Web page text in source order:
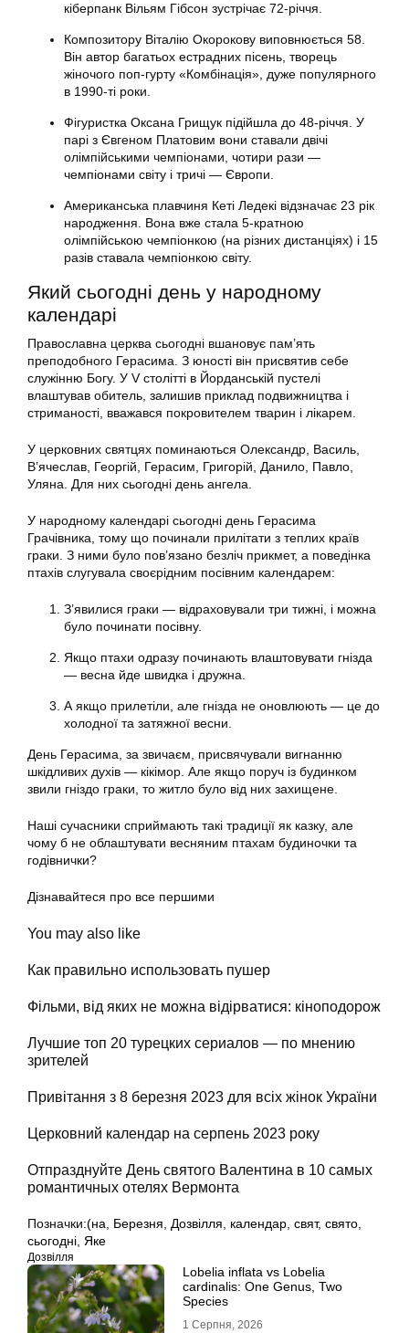
кіберпанк Вільям Гібсон зустрічає 72-річчя.
Композитору Віталію Окорокову виповнюється 58.
Він автор багатьох естрадних пісень, творець
жіночого поп-гурту «Комбінація», дуже популярного
в 1990-ті роки.
Фігуристка Оксана Грищук підійшла до 48-річчя. У
парі з Євгеном Платовим вони ставали двічі
олімпійськими чемпіонами, чотири рази —
чемпіонами світу і тричі — Європи.
Американська плавчиня Кеті Ледекі відзначає 23 рік
народження. Вона вже стала 5-кратною
олімпійською чемпіонкою (на різних дистанціях) і 15
разів ставала чемпіонкою світу.
Який сьогодні день у народному
календарі
Православна церква сьогодні вшановує пам’ять
преподобного Герасима. З юності він присвятив себе
служінню Богу. У V столітті в Йорданській пустелі
влаштував обитель, залишив приклад подвижництва і
стриманості, вважався покровителем тварин і лікарем.
У церковних святцях поминаються Олександр, Василь,
В’ячеслав, Георгій, Герасим, Григорій, Данило, Павло,
Уляна. Для них сьогодні день ангела.
У народному календарі сьогодні день Герасима
Грачівника, тому що починали прилітати з теплих країв
граки. З ними було пов’язано безліч прикмет, а поведінка
птахів слугувала своєрідним посівним календарем:
З’явилися граки — відраховували три тижні, і можна
було починати посівну.
Якщо птахи одразу починають влаштовувати гнізда
— весна йде швидка і дружна.
А якщо прилетіли, але гнізда не оновлюють — це до
холодної та затяжної весни.
День Герасима, за звичаєм, присвячували вигнанню
шкідливих духів — кікімор. Але якщо поруч із будинком
звили гніздо граки, то житло було від них захищене.
Наші сучасники сприймають такі традиції як казку, але
чому б не облаштувати весняним птахам будиночки та
годівнички?
Дізнавайтеся про все першими
You may also like
Как правильно использовать пушер
Фільми, від яких не можна відірватися: кіноподорож
Лучшие топ 20 турецких сериалов — по мнению
зрителей
Привітання з 8 березня 2023 для всіх жінок України
Церковний календар на серпень 2023 року
Отпразднуйте День святого Валентина в 10 самых
романтичных отелях Вермонта
Позначки:(на, Березня, Дозвілля, календар, свят, свято,
сьогодні, Яке
Дозвілля
Lobelia inflata vs Lobelia
cardinalis: One Genus, Two
Species
1 Серпня, 2026